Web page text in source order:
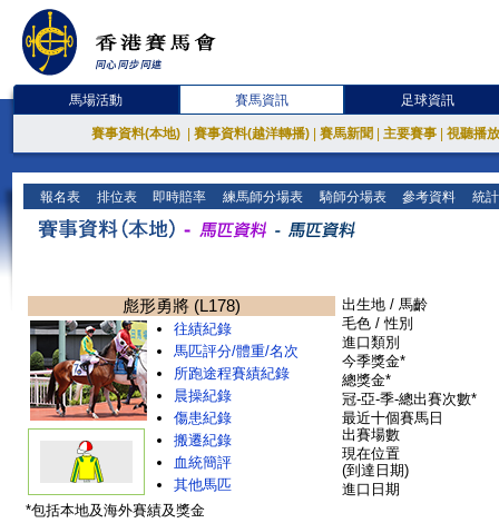
馬場活動 賽馬資訊 足球資訊
賽事資料(本地) 賽事資料(越洋轉播) 賽馬新聞 主要賽事 視聽播
報名表 排位表 即時賠率 練馬師分場表 騎師分場表 參考資料 統
彪形勇將 (L178)
往績紀錄
馬匹評分/體重/名次
所跑途程賽績紀錄
晨操紀錄
傷患紀錄
搬遷紀錄
血統簡評
其他馬匹
出生地 / 馬齡
毛色 / 性別
進口類別
今季獎金*
總獎金*
冠-亞-季-總出賽次數*
最近十個賽馬日
出賽場數
現在位置
(到達日期)
進口日期
*包括本地及海外賽績及獎金